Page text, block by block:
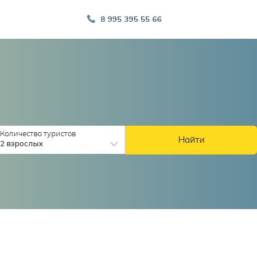
8 995 395 55 66
Количество туристов
2 взрослых
Найти